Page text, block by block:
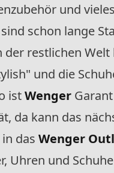
und
sind schon lange
der restlichen
und die
istWenger
da kann das
das Wenger
Uhren und